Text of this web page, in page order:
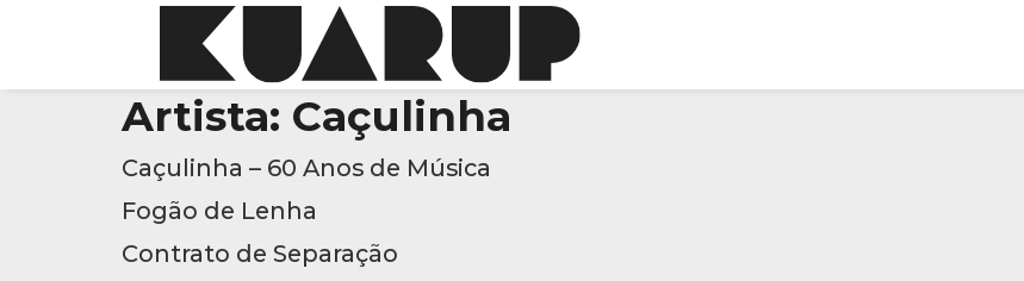
Artista: Caçulinha
Caçulinha – 60 Anos de Música
Fogão de Lenha
Contrato de Separação